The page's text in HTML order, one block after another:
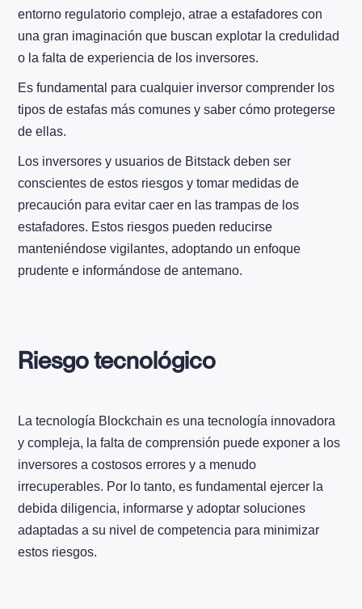
entorno regulatorio complejo, atrae a estafadores con
una gran imaginación que buscan explotar la credulidad
o la falta de experiencia de los inversores.
Es fundamental para cualquier inversor comprender los
tipos de estafas más comunes y saber cómo protegerse
de ellas.
Los inversores y usuarios de Bitstack deben ser
conscientes de estos riesgos y tomar medidas de
precaución para evitar caer en las trampas de los
estafadores. Estos riesgos pueden reducirse
manteniéndose vigilantes, adoptando un enfoque
prudente e informándose de antemano.
Riesgo tecnológico
La tecnología Blockchain es una tecnología innovadora
y compleja, la falta de comprensión puede exponer a los
inversores a costosos errores y a menudo
irrecuperables. Por lo tanto, es fundamental ejercer la
debida diligencia, informarse y adoptar soluciones
adaptadas a su nivel de competencia para minimizar
estos riesgos.